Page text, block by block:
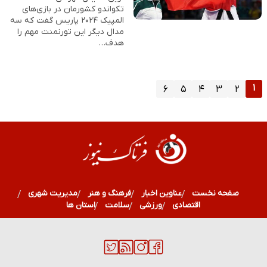
تکواندو کشورمان در بازی‌های
المپیک ۲۰۲۴ پاریس گفت که سه
مدال دیگر این تورنمنت مهم را
هدف…
۱ ۲ ۳ ۴ ۵ ۶
صفحه نخست عناوین اخبار فرهنگ و هنر
مدیریت شهری
اقتصادی
ورزشی سلامت استان ها